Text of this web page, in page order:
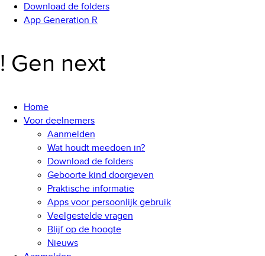
Download de folders
App Generation R
! Gen next
Home
Voor deelnemers
Aanmelden
Wat houdt meedoen in?
Download de folders
Geboorte kind doorgeven
Praktische informatie
Apps voor persoonlijk gebruik
Veelgestelde vragen
Blijf op de hoogte
Nieuws